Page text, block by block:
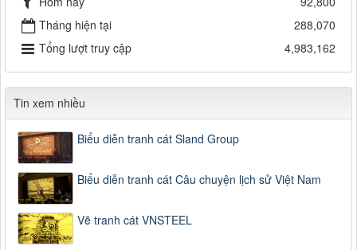
Tháng hiện tại
288,070
Tổng lượt truy cập
4,983,162
Tin xem nhiều
Biểu diễn tranh cát Sland Group
Biểu diễn tranh cát Câu chuyện lịch sử Việt Nam
Vẽ tranh cát VNSTEEL